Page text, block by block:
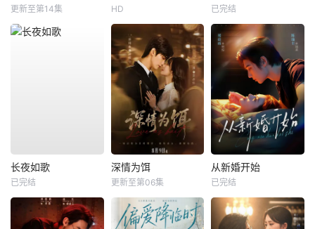
更新至第14集 HD 已完结
长夜如歌
已完结
深情为饵
更新至第06集
从新婚开始
已完结